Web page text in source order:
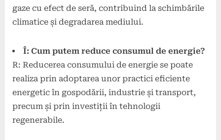
gaze cu efect de seră, contribuind la schimbările
climatice și degradarea mediului.
Î: Cum putem reduce consumul de energie?
R: Reducerea consumului de energie se poate
realiza prin adoptarea unor practici eficiente
energetic în gospodării, industrie și transport,
precum și prin investiții în tehnologii
regenerabile.